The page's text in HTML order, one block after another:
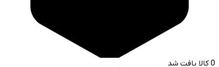
0 کالا یافت شد